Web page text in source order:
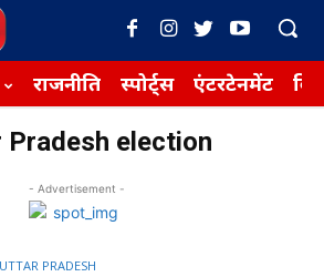
राजनीति स्पोर्ट्स एंटरटेनमेंट
Pradesh election
- Advertisement -
UTTAR PRADESH